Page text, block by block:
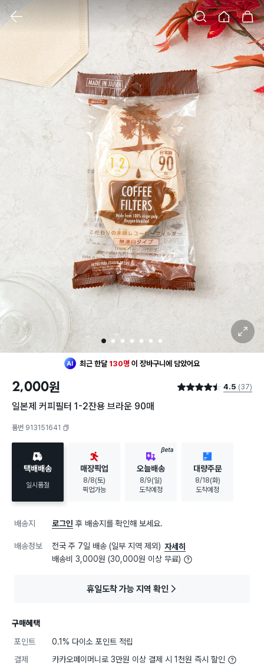
검색 홈 장바구니
클릭 시 이미지 확대 보기 팝업 열림
1 2 3 4 5 6 7
확대 보기
최근 한달 130명 이 장바구니에 담았어요
2,000원 별점 4.5점 4.5 (37)
일본제 커피필터 1-2잔용 브라운 90매
품번 913151641
택배배송
일시품절
매장픽업
8/8(토)
픽업가능
BETA
오늘배송
8/9(일)
도착예정
대량주문
8/18(화)
도착예정
배송지 로그인 후 배송지를 확인해 보세요.
배송정보 전국 주 7일 배송 (일부 지역 제외) 자세히
배송비 3,000원 (30,000원 이상 무료)
휴일도착 가능 지역 확인
구매혜택
포인트
0.1% 다이소 포인트 적립
결제
카카오페이머니로 3만원 이상 결제 시 1천원 즉시 할인